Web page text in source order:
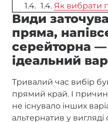
1.4. Як вибрати
Види
пряма,
серейторна —
ідеальний
Тривалий час вибір
прямий край. І
не існувало інших
альтернатив у